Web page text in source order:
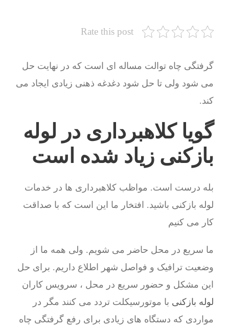
Rate this post
گرفتگی چاه توالت مساله ای است که در نهایت حل
می شود ولی تا حل شود دغدغه ذهنی زیادی ایجاد می
کند.
گویا کلاهبرداری در لوله
بازکنی زیاد شده است
بله درست است. مواظب کلاهبرداری ها در خدمات
لوله بازکنی باشید. افتخار ما این است که با صداقت
کار می کنیم
ما سریع در محل حاضر می شویم. ولی همه ما از
وضعیت ترافیک و فواصل شهر اطلاع داریم. برای حل
این مشکل و حضور سریع در محل ، سرویس کاران
لوله بازکنی با موتورسیکلت تردد می کنند مگر در
مواردی که دستگاه های زیادی برای رفع گرفتگی چاه